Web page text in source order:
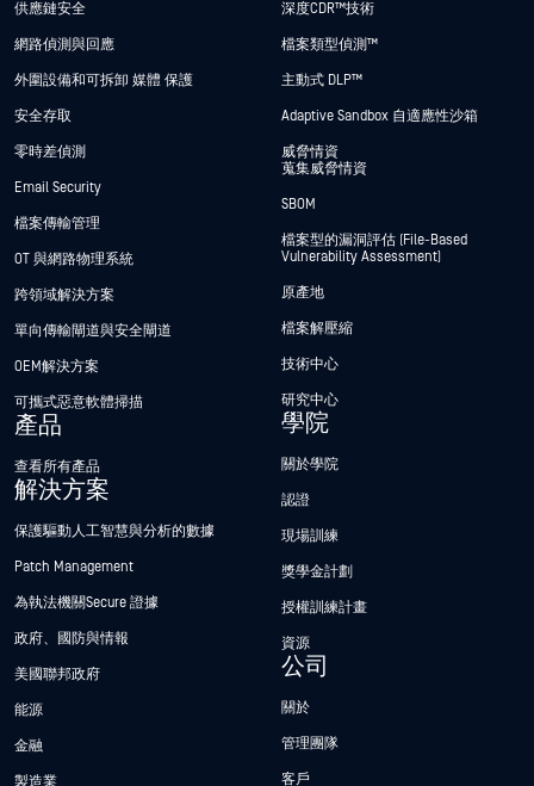
供應鏈安全
網路偵測與回應
外圍設備和可拆卸 媒體 保護
安全存取
零時差偵測
Email Security
檔案傳輸管理
OT 與網路物理系統
跨領域解決方案
單向傳輸閘道與安全閘道
OEM解決方案
可攜式惡意軟體掃描
產品
查看所有產品
解決方案
保護驅動人工智慧與分析的數據
Patch Management
為執法機關Secure 證據
政府、國防與情報
美國聯邦政府
能源
金融
製造業
深度CDR™技術
檔案類型偵測™
主動式 DLP™
Adaptive Sandbox 自適應性沙箱
威脅情資
蒐集威脅情資
SBOM
檔案型的漏洞評估 (File-Based
Vulnerability Assessment)
原產地
檔案解壓縮
技術中心
研究中心
學院
關於學院
認證
現場訓練
獎學金計劃
授權訓練計畫
資源
公司
關於
管理團隊
客戶